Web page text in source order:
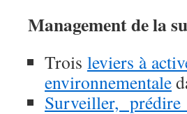
Management de la
Trois leviers à
environnementale
Surveiller,